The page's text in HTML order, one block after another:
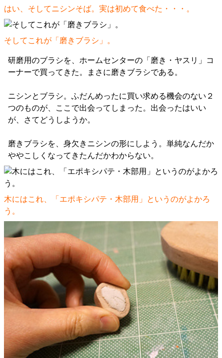
はい、そしてニシンそば。実は初めて食べた・・・。
そしてこれが「磨きブラシ」。
研磨用のブラシを、ホームセンターの「磨き・ヤスリ」コ
ーナーで買ってきた。まさに磨きブラシである。
ニシンとブラシ。ふだんめったに買い求める機会のない２
つのものが、ここで出会ってしまった。出会ったはいい
が、さてどうしようか。
磨きブラシを、身欠きニシンの形にしよう。単純なんだか
ややこしくなってきたんだかわからない。
木にはこれ、「エポキシパテ・木部用」というのがよかろ
う。